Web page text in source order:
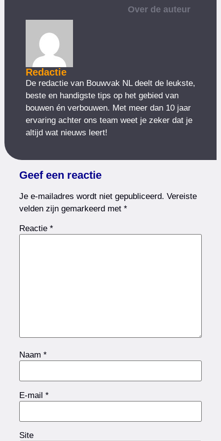
Over de auteur
Redactie
De redactie van Bouwvak NL deelt de leukste,
beste en handigste tips op het gebied van
bouwen én verbouwen. Met meer dan 10 jaar
ervaring achter ons team weet je zeker dat je
altijd wat nieuws leert!
Geef een reactie
Je e-mailadres wordt niet gepubliceerd. Vereiste
velden zijn gemarkeerd met*
Reactie*
Naam*
E-mail*
Site